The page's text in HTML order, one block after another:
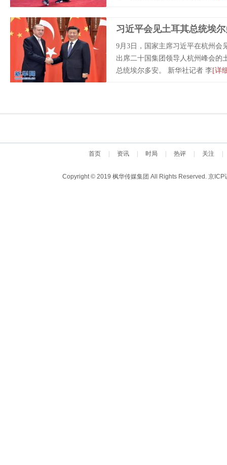
习近平会见土耳其总统埃
9月3日，国家主席习近平在杭州会
出席二十国集团领导人杭州峰会的
总统埃尔多安。 新华社记者 李 [详
首页 资讯 时局 热评 关注
Copyright © 2019 枫华传媒集团 All Rights Reserved. 京ICP